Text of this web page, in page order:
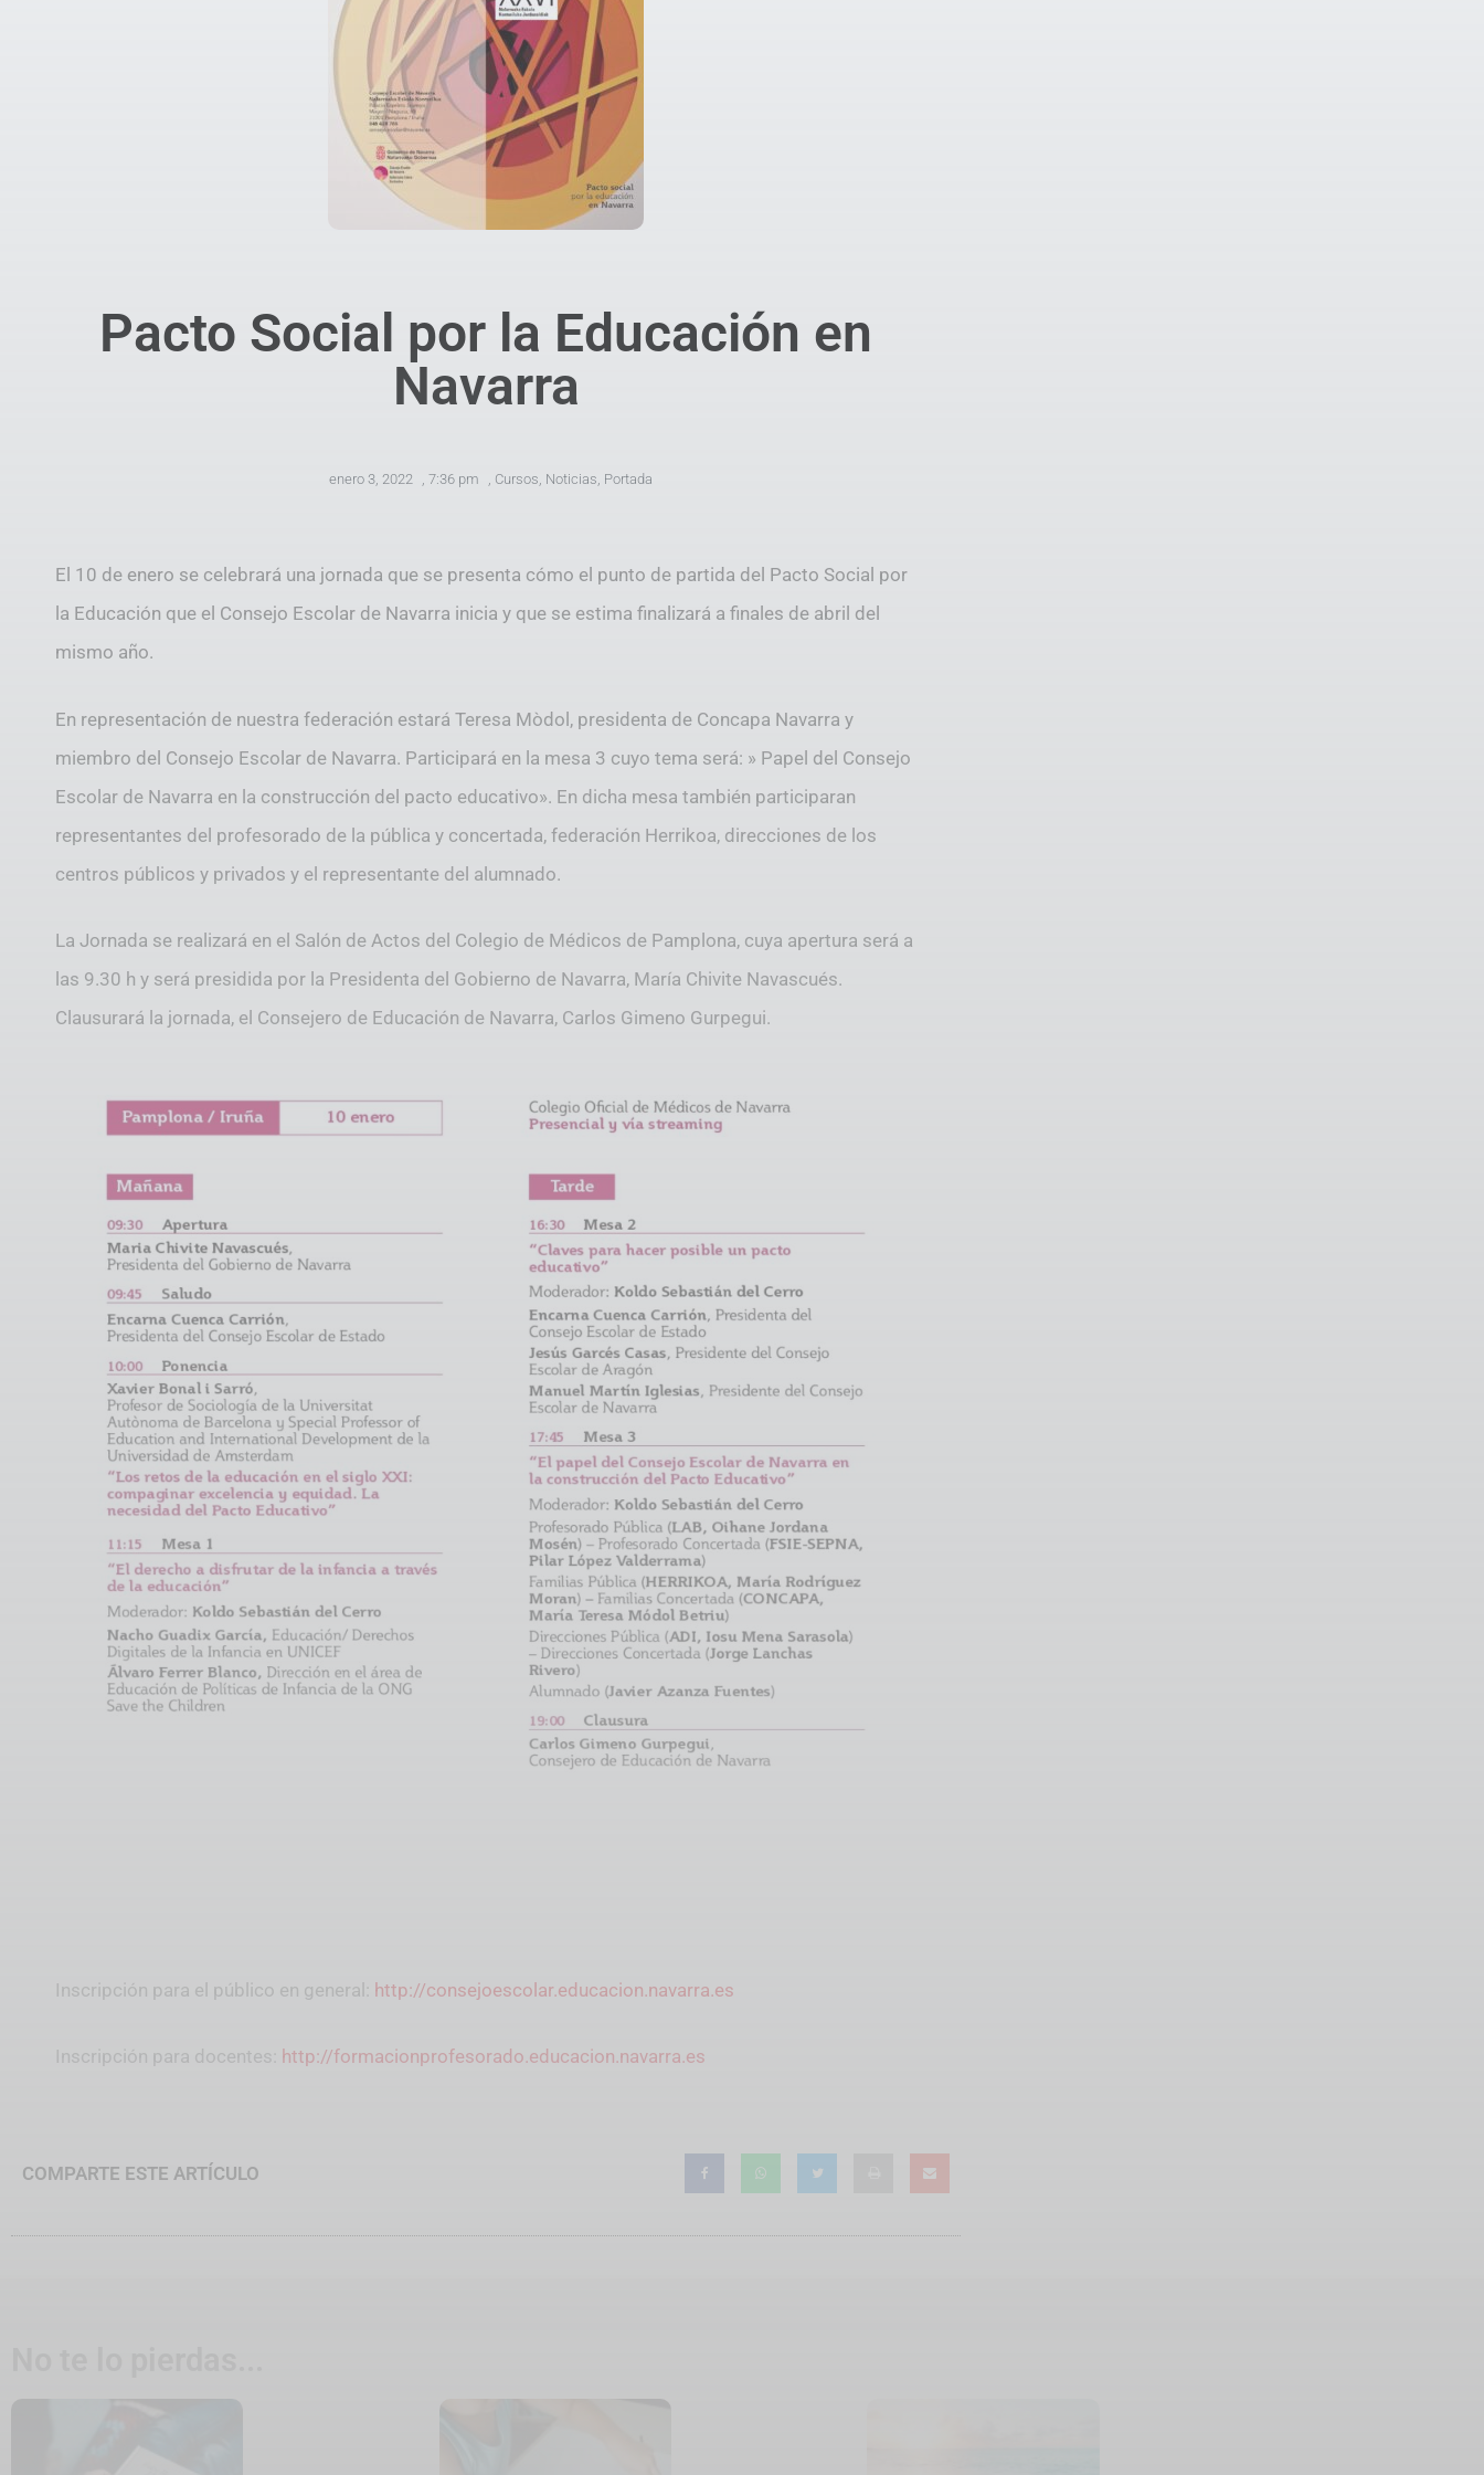
Pacto Social por la Educación en
Navarra
enero 3, 2022 , 7:36 pm , Cursos, Noticias, Portada
El 10 de enero se celebrará una jornada que se presenta cómo el punto de partida del Pacto Social por
la Educación que el Consejo Escolar de Navarra inicia y que se estima finalizará a finales de abril del
mismo año.
En representación de nuestra federación estará Teresa Mòdol, presidenta de Concapa Navarra y
miembro del Consejo Escolar de Navarra. Participará en la mesa 3 cuyo tema será: » Papel del Consejo
Escolar de Navarra en la construcción del pacto educativo». En dicha mesa también participaran
representantes del profesorado de la pública y concertada, federación Herrikoa, direcciones de los
centros públicos y privados y el representante del alumnado.
La Jornada se realizará en el Salón de Actos del Colegio de Médicos de Pamplona, cuya apertura será a
las 9.30 h y será presidida por la Presidenta del Gobierno de Navarra, María Chivite Navascués.
Clausurará la jornada, el Consejero de Educación de Navarra, Carlos Gimeno Gurpegui.
Inscripción para el público en general: http://consejoescolar.educacion.navarra.es
Inscripción para docentes: http://formacionprofesorado.educacion.navarra.es
COMPARTE ESTE ARTÍCULO